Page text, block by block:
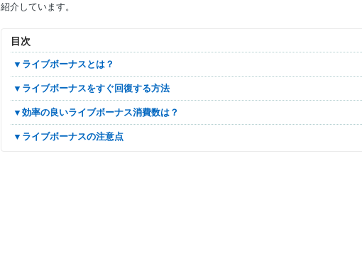
紹介しています。
目次
▼ライブボーナスとは？
▼ライブボーナスをすぐ回復する方法
▼効率の良いライブボーナス消費数は？
▼ライブボーナスの注意点